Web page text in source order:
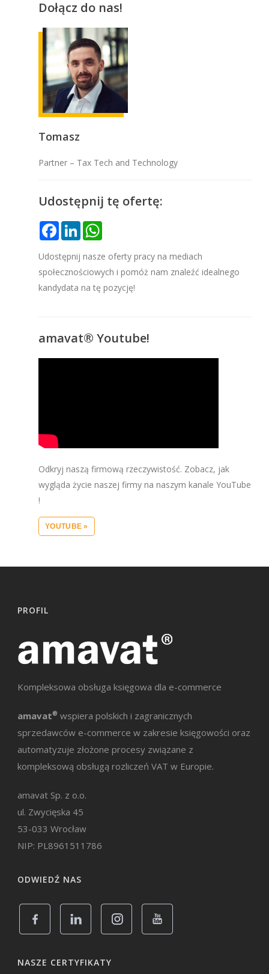
Dołącz do nas!
Tomasz
Partner – Tax Tech and Technology
Udostępnij tę ofertę:
Facebook
LinkedIn
Udostępnij nasze oferty pracy na mediach
społecznościowych i pomóż nam znaleźć idealnego
kandydata na tę pozycję!
amavat® Youtube!
Odkryj naszą firmową rzeczywistość. Zobacz, jak
wygląda życie naszej firmy na naszym kanale YouTube
!
YOUTUBE »
PROFIL
Kompleksowa obsługa księgowa dla e-commerce
amavat® wspiera polskich i zagranicznych
sprzedawców e-commerce w zakresie księgowości oraz
automatyzuje złożone procesy związane z
kompleksową obsługą rozliczeń VAT w Europie.
amavat Sp. z o.o.
ul. Zwycięska 45
53-033 Wrocław
NIP: PL8961511786
ODWIEDŹ NAS
NASZE CERTYFIKATY